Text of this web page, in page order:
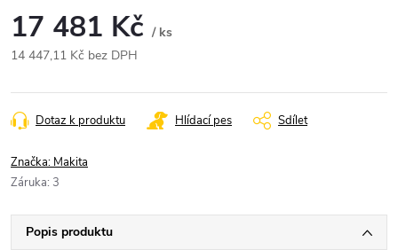
17 481 Kč / ks
14 447,11 Kč bez DPH
cena:
Dotaz k produktu Hlídací pes Sdílet
Značka: Makita
Záruka: 3
Popis produktu